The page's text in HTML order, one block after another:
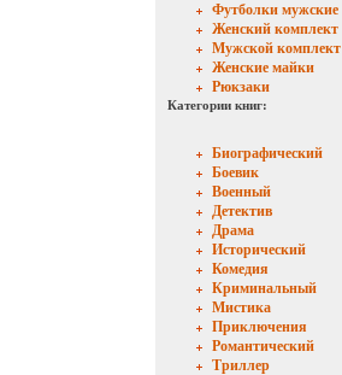
Футболки мужские
Женский комплект
Мужской комплект
Женские майки
Рюкзаки
Категории книг:
Биографический
Боевик
Военный
Детектив
Драма
Исторический
Комедия
Криминальный
Мистика
Приключения
Романтический
Триллер